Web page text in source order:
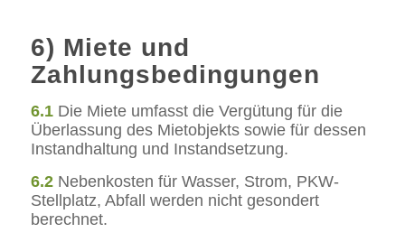
6) Miete und
Zahlungsbedingungen
6.1 Die Miete umfasst die Vergütung für die
Überlassung des Mietobjekts sowie für dessen
Instandhaltung und Instandsetzung.
6.2 Nebenkosten für Wasser, Strom, PKW-
Stellplatz, Abfall werden nicht gesondert
berechnet.